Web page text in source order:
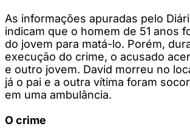
As informações apuradas pelo
indicam que o homem de 51 anos
do jovem para matá-lo. Porém,
execução do crime, o acusado
e outro jovem. David morreu no
já o pai e a outra vítima foram
em uma ambulância.
O crime